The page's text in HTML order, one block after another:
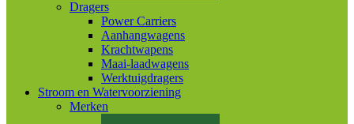
Dragers
Power Carriers
Aanhangwagens
Krachtwapens
Maai-laadwagens
Werktuigdragers
Stroom en Watervoorziening
Merken